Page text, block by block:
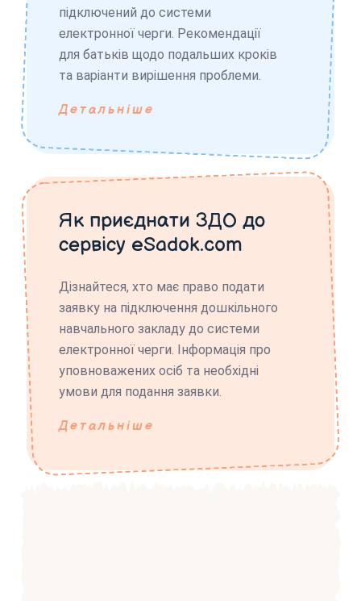
підключений до системи
електронної черги. Рекомендації
для батьків щодо подальших кроків
та варіанти вирішення проблеми.
Детальніше
Як приєднати ЗДО до
сервісу eSadok.com
Дізнайтеся, хто має право подати
заявку на підключення дошкільного
навчального закладу до системи
електронної черги. Інформація про
уповноважених осіб та необхідні
умови для подання заявки.
Детальніше